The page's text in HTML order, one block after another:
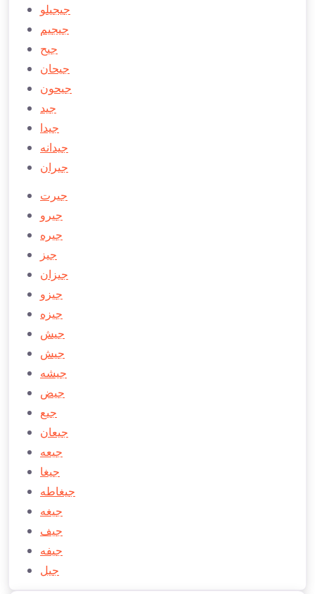
جیجیلو
جیجیم
جیح
جیحان
جیحون
جید
جیدا
جیدانه
جیران
جیرت
جیرو
جیره
جیز
جیزان
جیزو
جیزه
جیش
جيش
جيشه
جيض
جيع
جيعان
جيعه
جيغا
جيغاطه
جيغه
جيف
جيفه
جیل